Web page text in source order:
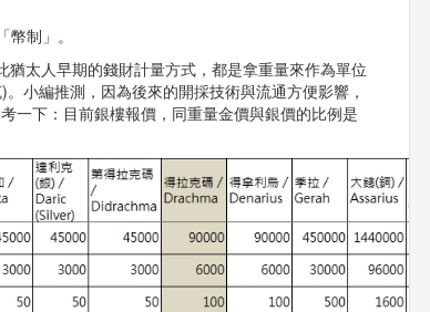
制」。
太人早期的錢財計量方式，都是拿重量來作為單位
小編推測，因為後來的開採技術與流通方便影響，
一下：目前銀樓報價，同重量金價與銀價的比例是